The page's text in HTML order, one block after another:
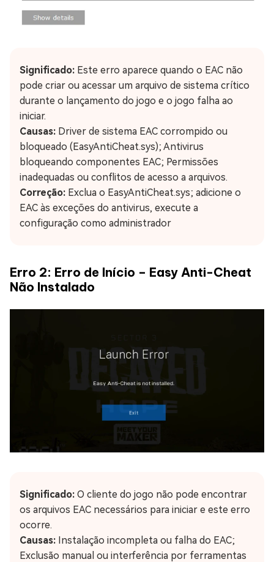
Significado: Este erro aparece quando o EAC não
pode criar ou acessar um arquivo de sistema crítico
durante o lançamento do jogo e o jogo falha ao
iniciar.
Causas: Driver de sistema EAC corrompido ou
bloqueado (EasyAntiCheat.sys); Antivirus
bloqueando componentes EAC; Permissões
inadequadas ou conflitos de acesso a arquivos.
Correção: Exclua o EasyAntiCheat.sys; adicione o
EAC às exceções do antivirus, execute a
configuração como administrador
Erro 2: Erro de Início – Easy Anti-Cheat
Não Instalado
Significado: O cliente do jogo não pode encontrar
os arquivos EAC necessários para iniciar e este erro
ocorre.
Causas: Instalação incompleta ou falha do EAC;
Exclusão manual ou interferência por ferramentas